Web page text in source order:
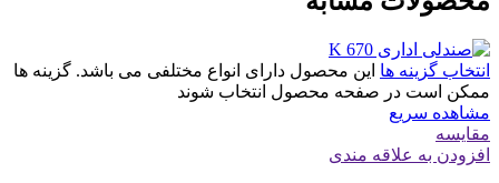
انتخاب گزینه ها این محصول دارای انواع مختلفی می باشد. گزینه ها
ممکن است در صفحه محصول انتخاب شوند
مشاهده سریع
مقایسه
افزودن به علاقه مندی